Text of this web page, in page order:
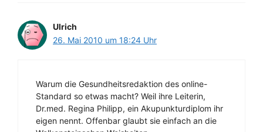
Ulrich
26. Mai 2010 um 18:24 Uhr
Warum die Gesundheitsredaktion des online-
Standard so etwas macht? Weil ihre Leiterin,
Dr.med. Regina Philipp, ein Akupunkturdiplom ihr
eigen nennt. Offenbar glaubt sie einfach an die